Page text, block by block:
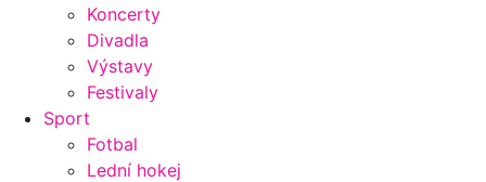
Koncerty
Divadla
Výstavy
Festivaly
Sport
Fotbal
Lední hokej